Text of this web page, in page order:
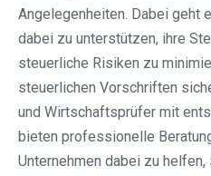
Angelegenheiten. Dabei geht
dabei zu unterstützen, ihre
steuerliche Risiken zu
steuerlichen Vorschriften
und Wirtschaftsprüfer mit
bieten professionelle
Unternehmen dabei zu